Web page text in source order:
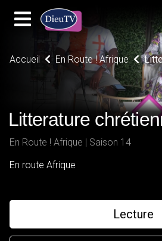
Accueil En Route ! Afrique
Litterature
En Route ! Afrique | Saison 14
En route Afrique
Lecture